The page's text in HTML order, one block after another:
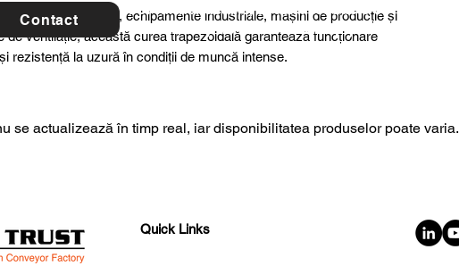
utilaje agricole, echipamente industriale, mașini de producție și
de ventilație, această curea trapezoidală garantează funcționare
rezistență la uzură în condiții de muncă intense.
Contact
For further details, special products or
consultancy we are here to help you!
se actualizează în timp real, iar disponibilitatea produselor poate varia.
Quick Links